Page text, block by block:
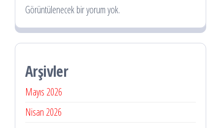
Görüntülenecek bir yorum yok.
Arşivler
Mayıs 2026
Nisan 2026